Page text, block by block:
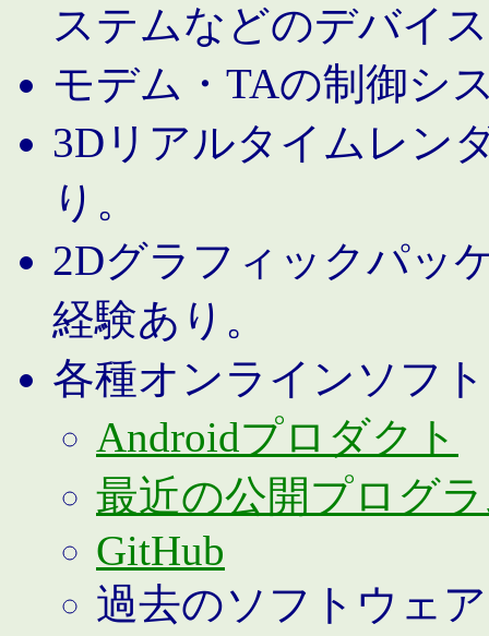
ステムなどのデバイ
モデム・TAの制御シ
3Dリアルタイムレン
り。
2Dグラフィックパッ
経験あり。
各種オンラインソフ
Androidプロダクト
最近の公開プログ
GitHub
過去のソフトウェア